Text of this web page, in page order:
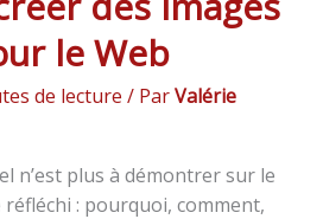
le Web
de lecture / ParValérie
n’est plus à démontrer sur le
: pourquoi, comment,